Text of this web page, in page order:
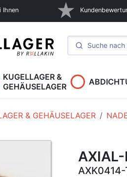
Ihnen
KUGELLAGER &
GEHÄUSELAGER
& GEHÄUSELAGER
AXIAL-
AXK0414-